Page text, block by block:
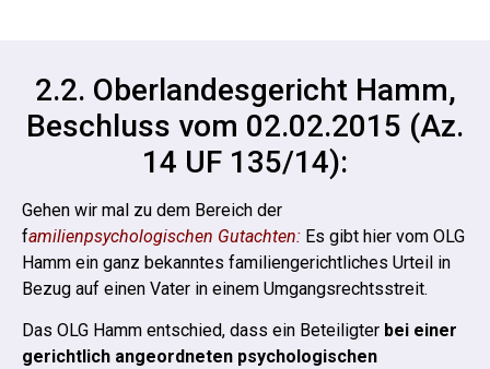
2.2. Oberlandesgericht Hamm,
Beschluss vom 02.02.2015 (Az.
14 UF 135/14):
Gehen wir mal zu dem Bereich der
familienpsychologischen Gutachten: Es gibt hier vom OLG
Hamm ein ganz bekanntes familiengerichtliches Urteil in
Bezug auf einen Vater in einem Umgangsrechtsstreit.
Das OLG Hamm entschied, dass ein Beteiligter bei einer
gerichtlich angeordneten psychologischen